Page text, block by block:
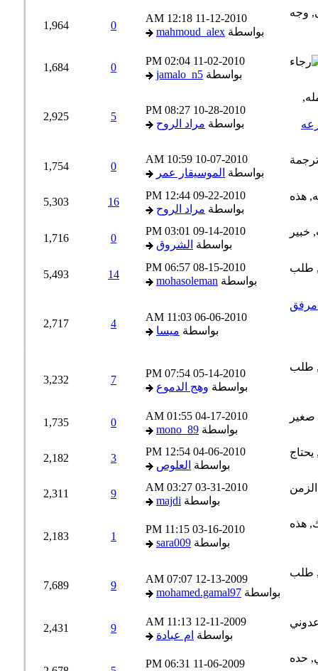
11-12-2010
12:18 AM
بواسطةmahmoud_alex
1,964
11-02-2010
02:04 PM
بواسطةjamalo_n5
1,684
10-28-2010
08:27 PM
بواسطةمراد الروح
2,925
10-07-2010
10:59 AM
بواسطةالموسيقار عمر
1,754
09-22-2010
12:44 PM
بواسطةمراد الروح
16
5,303
09-14-2010
03:01 PM
بواسطةالشروق
1,716
08-15-2010
06:57 PM
بواسطةmohasoleman
14
5,493
06-06-2010
11:03 AM
بواسطةميسا
2,717
05-14-2010
07:54 PM
بواسطةوهج الدموع
3,232
04-17-2010
01:55 AM
بواسطةmono_89
1,735
04-06-2010
12:54 PM
بواسطةالعلوص
2,182
03-31-2010
03:27 AM
بواسطةmajdi
2,311
03-16-2010
11:15 PM
بواسطةsara009
2,183
12-13-2009
07:07 AM
بواسطةmohamed.gamal97
7,689
12-11-2009
11:13 AM
بواسطةام عبادة
2,431
11-06-2009
06:31 PM